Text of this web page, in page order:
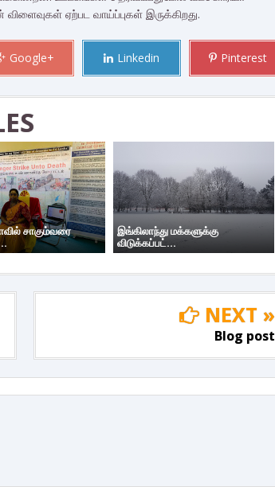
ஏற்பட வாய்ப்புகள் இருக்கிறது.
Google+ Linkedin Pinterest
சாகும்வரை
இங்கிலாந்து மக்களுக்கு
விடுக்கப்பட்...
NEXT »
Blog post